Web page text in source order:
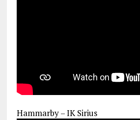
Hammarby – IK Sirius